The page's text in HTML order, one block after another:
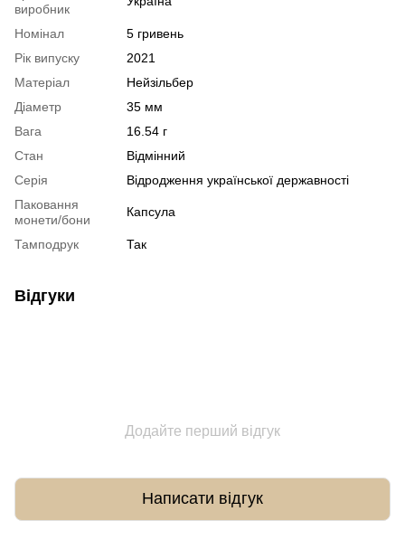
виробник
Номінал
5 гривень
Рік випуску
2021
Матеріал
Нейзільбер
Діаметр
35 мм
Вага
16.54 г
Стан
Відмінний
Серія
Відродження української державності
Паковання
монети/бони
Капсула
Тамподрук Так
Відгуки
Додайте перший відгук
Написати відгук